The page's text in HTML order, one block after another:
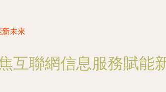
未來
互聯網信息服務賦能